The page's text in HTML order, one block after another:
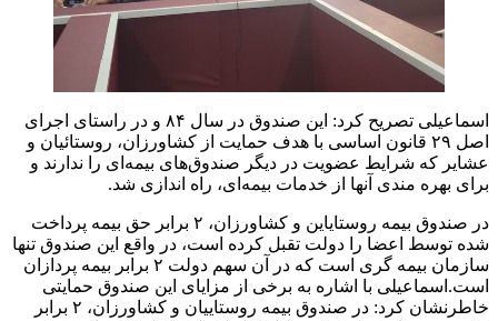
اسماعیلی تصریح کرد: این صندوق در سال ۸۴ و در راستای اجرای
اصل ۲۹ قانون اساسی با هدف حمایت از کشاورزان، روستائیان و
عشایر که شرایط عضویت در دیگر صندوق‌های بیمه‌ای را ندارند و
برای بهره مندی آنها از خدمات بیمه‌ای، راه اندازی شد.
در صندوق بیمه روستایاین و کشاورزان، ۲ برابر حق بیمه پرداخت
شده توسط اعضا را دولت تقبل کرده است، در واقع این صندوق تنها
سازمان بیمه گری است که در آن سهم دولت ۲ برابر بیمه پردازان
است.اسماعیلی با اشاره به برخی از مزایای این صندوق حمایتی
خاطرنشان کرد: در صندوق بیمه روستاییان و کشاورزان، ۲ برابر